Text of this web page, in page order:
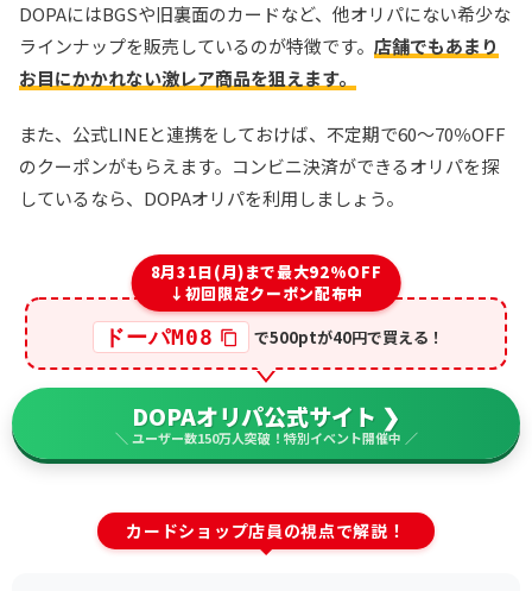
DOPAにはBGSや旧裏面のカードなど、他オリパにない希少な
ラインナップを販売しているのが特徴です。 店舗でもあまり
お目にかかれない激レア商品を狙えます。
また、公式LINEと連携をしておけば、不定期で60～70％OFF
のクーポンがもらえます。コンビニ決済ができるオリパを探
しているなら、DOPAオリパを利用しましょう。
8月31日(月)まで最大92%OFF
↓初回限定クーポン配布中
ドーパM08 で500ptが40円で買える！
DOPAオリパ公式サイト ❯
＼ ユーザー数150万人突破！特別イベント開催中 ／
カードショップ店員の視点で解説！